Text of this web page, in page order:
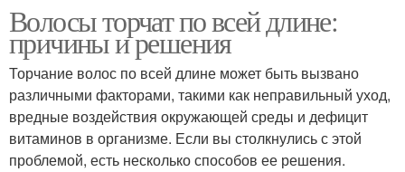
Волосы торчат по всей длине:
причины и решения
Торчание волос по всей длине может быть вызвано
различными факторами, такими как неправильный уход,
вредные воздействия окружающей среды и дефицит
витаминов в организме. Если вы столкнулись с этой
проблемой, есть несколько способов ее решения.